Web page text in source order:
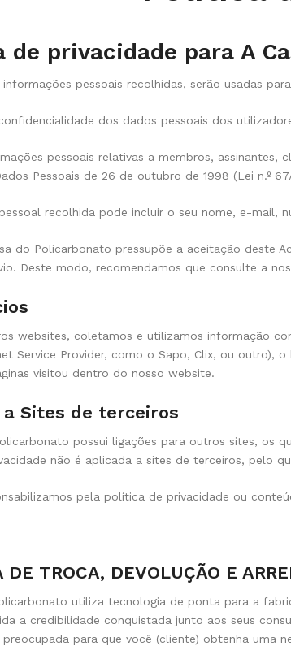
de privacidade para A
informações pessoais recolhidas, serão usadas
dos dados pessoais dos
pessoais relativas a membros,
Pessoais de 26 de outubro de 1998 (Lei n.º
recolhida pode incluir o seu nome, e-
do Policarbonato pressupõe a aceitação deste
Deste modo, recomendamos que consulte a
websites, coletamos e utilizamos informação
Service Provider, como o Sapo, Clix, ou
visitou dentro do nosso website.
a Sites de terceiros
possui ligações para outros sites, os
não é aplicada a sites de terceiros, pelo
pela política de privacidade ou
DE TROCA, DEVOLUÇÃO E
utiliza tecnologia de ponta para a
a credibilidade conquistada junto aos seus
preocupada para que você (cliente) obtenha uma